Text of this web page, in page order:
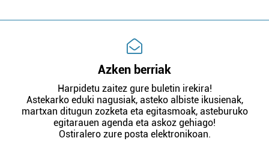
Azken berriak
Harpidetu zaitez gure buletin irekira!
Astekarko eduki nagusiak, asteko albiste ikusienak,
martxan ditugun zozketa eta egitasmoak, asteburuko
egitarauen agenda eta askoz gehiago!
Ostiralero zure posta elektronikoan.